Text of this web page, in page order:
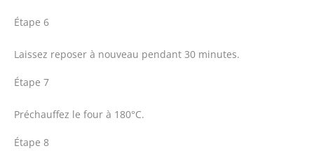
Étape 6
Laissez reposer à nouveau pendant 30 minutes.
Étape 7
Préchauffez le four à 180°C.
Étape 8